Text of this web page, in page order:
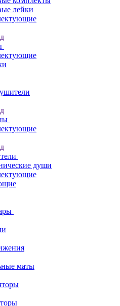
лейки
души
маты